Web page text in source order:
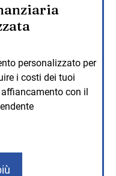
personalizzato per
i costi dei tuoi
con il